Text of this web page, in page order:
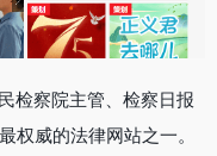
检察院主管、检察日报
权威的法律网站之一。